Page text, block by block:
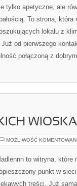
tylko apetyczne, ale
To strona,
lokalu z
od pierwszego
połączoną z
MOŻLIWOŚĆ
to witryna, które
punkt w
treści. Już